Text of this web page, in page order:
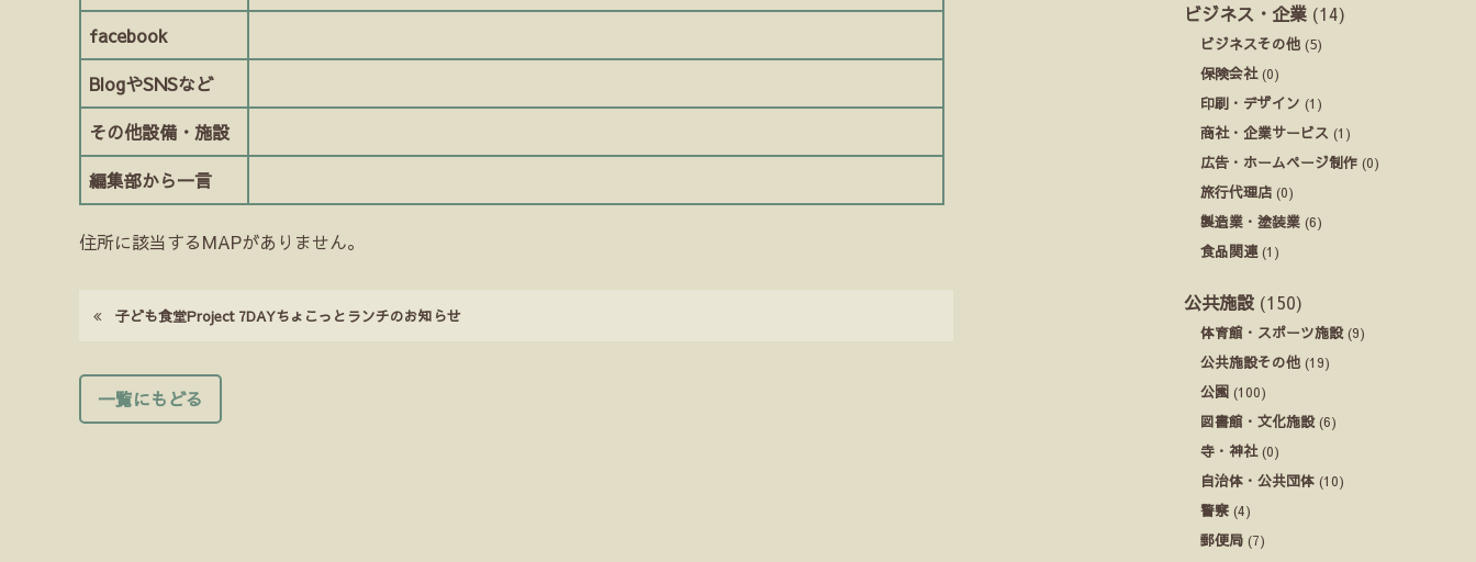
facebook
BlogやSNSなど
その他設備・施設
編集部から一言
住所に該当するMAPがありません。
子ども食堂Project 7DAYちょこっとランチのお知らせ
一覧にもどる
ビジネス・企業 (14)
ビジネスその他 (5)
保険会社(0)
印刷・デザイン (1)
商社・企業サービス (1)
広告・ホームページ制作 (0)
旅行代理店 (0)
製造業・塗装業 (6)
食品関連 (1)
公共施設 (150)
体育館・スポーツ施設(9)
公共施設その他 (19)
公園 (100)
図書館・文化施設(6)
寺・神社(0)
自治体・公共団体 (10)
警察 (4)
郵便局 (7)